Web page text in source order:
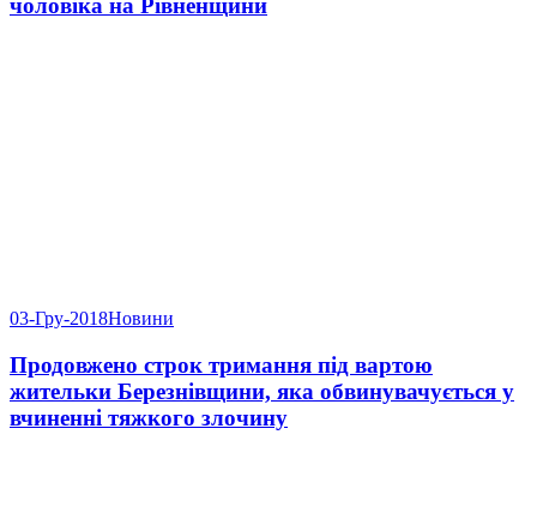
чоловіка на Рівненщини
03-Гру-2018Новини
Продовжено строк тримання під вартою
жительки Березнівщини, яка обвинувачується у
вчиненні тяжкого злочину